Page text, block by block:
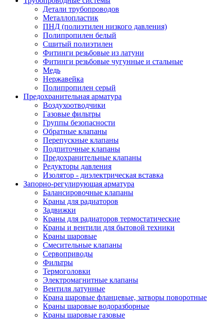
Детали трубопроводов
Металлопластик
ПНД (полиэтилен низкого давления)
Полипропилен белый
Сшитый полиэтилен
Фитинги резьбовые из латуни
Фитинги резьбовые чугунные и стальные
Медь
Нержавейка
Полипропилен серый
Предохранительная арматура
Воздухоотводчики
Газовые фильтры
Группы безопасности
Обратные клапаны
Перепускные клапаны
Подпиточные клапаны
Предохранительные клапаны
Редукторы давления
Изолятор - диэлектрическая вставка
Запорно-регулирующая арматура
Балансировочные клапаны
Краны для радиаторов
Задвижки
Краны для радиаторов термостатические
Краны и вентили для бытовой техники
Краны шаровые
Смесительные клапаны
Сервоприводы
Фильтры
Термоголовки
Электромагнитные клапаны
Вентиля латунные
Крана шаровые фланцевые, затворы поворотные
Краны шаровые водоразборные
Краны шаровые газовые